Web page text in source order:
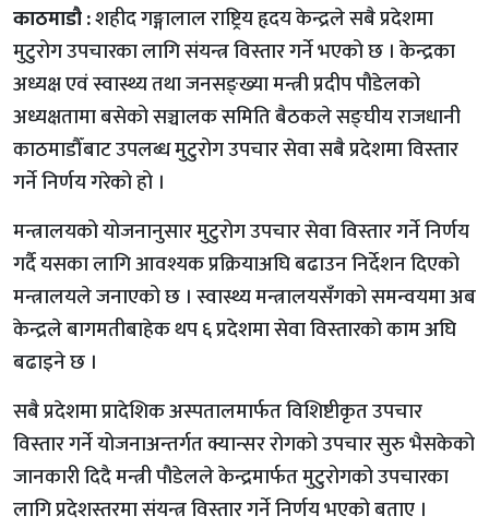
काठमाडौ :शहीद गङ्गालाल राष्ट्रिय हृदय केन्द्रले सबै प्रदेशमा
मुटुरोग उपचारका लागि संयन्त्र विस्तार गर्ने भएको छ । केन्द्रका
अध्यक्ष एवं स्वास्थ्य तथा जनसङ्ख्या मन्त्री प्रदीप पौडेलको
अध्यक्षतामा बसेको सञ्चालक समिति बैठकले सङ्घीय राजधानी
काठमाडौँबाट उपलब्ध मुटुरोग उपचार सेवा सबै प्रदेशमा विस्तार
गर्ने निर्णय गरेको हो ।
मन्त्रालयको योजनानुसार मुटुरोग उपचार सेवा विस्तार गर्ने निर्णय
गर्दै यसका लागि आवश्यक प्रक्रियाअघि बढाउन निर्देशन दिएको
मन्त्रालयले जनाएको छ । स्वास्थ्य मन्त्रालयसँगको समन्वयमा अब
केन्द्रले बागमतीबाहेक थप ६ प्रदेशमा सेवा विस्तारको काम अघि
बढाइने छ ।
सबै प्रदेशमा प्रादेशिक अस्पतालमार्फत विशिष्टीकृत उपचार
विस्तार गर्ने योजनाअन्तर्गत क्यान्सर रोगको उपचार सुरु भैसकेको
जानकारी दिदै मन्त्री पौडेलले केन्द्रमार्फत मुटुरोगको उपचारका
लागि प्रदेशस्तरमा संयन्त्र विस्तार गर्ने निर्णय भएको बताए ।